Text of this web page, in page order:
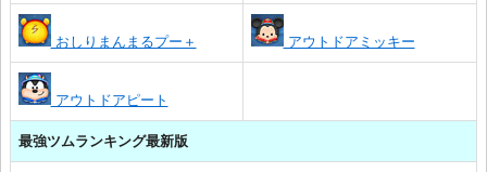
おしりまんまるプー＋ アウトドアミッキー
アウトドアピート
最強ツムランキング最新版